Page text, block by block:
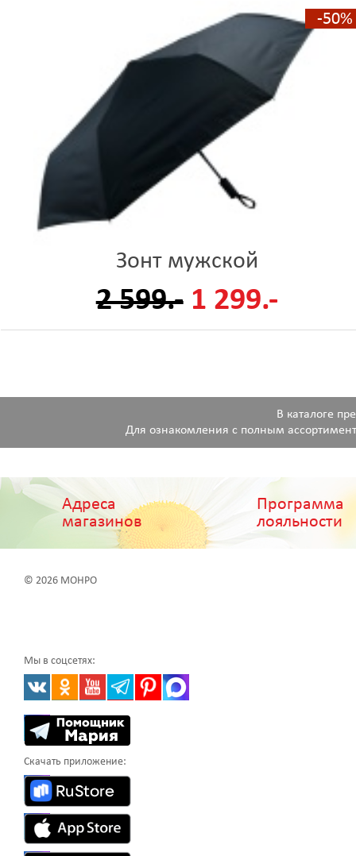
-50%
Зонт мужской
2 599.- 1 299.-
В каталоге
Для ознакомления с полным
Адреса
магазинов
Программа
лояльности
© 2026 МОНРО
Мы в соцсетях:
Скачать приложение: